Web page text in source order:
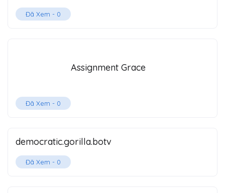
Đã Xem - 0
Assignment Grace
Đã Xem - 0
democratic.gorilla.botv
Đã Xem - 0